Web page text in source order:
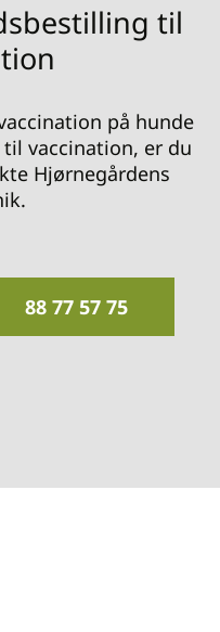
til
på hunde
vaccination, er du
Hjørnegårdens
88 77 57 75